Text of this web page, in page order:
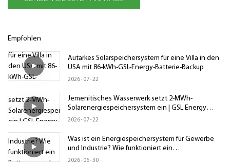
Empfohlen
Autarkes Solarspeichersystem für eine Villa in den
USA mit 86-kWh-GSL-Energy-Batterie-Backup
2026 07 22
Jemenitisches Wasserwerk setzt 2-MWh-
Solarenergiespeichersystem ein | GSL Energy
Industrie-Mikronetzprojekt
2026 07 22
Was ist ein Energiespeichersystem für Gewerbe
und Industrie? Wie funktioniert ein
Batteriespeichersystem für Gewerbe und
2026 06 30